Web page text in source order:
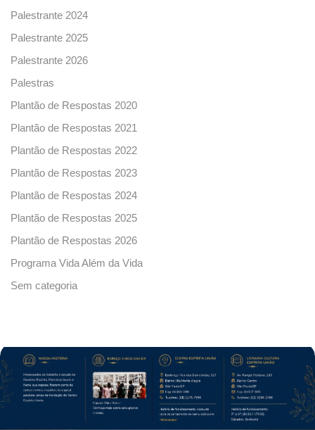
Palestrante 2024
Palestrante 2025
Palestrante 2026
Palestras
Plantão de Respostas 2020
Plantão de Respostas 2021
Plantão de Respostas 2022
Plantão de Respostas 2023
Plantão de Respostas 2024
Plantão de Respostas 2025
Plantão de Respostas 2026
Programa Vida Além da Vida
Sem categoria